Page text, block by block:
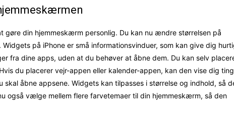
gøre din hjemmeskærm personlig. Du kan nu ændre størrelsen på
på iPhone er små informationsvinduer, som kan give dig
fra dine apps, uden at du behøver at åbne dem. Du kan selv
du placerer vejr-appen eller kalender-appen, kan den vise dig ting
åbne appsene. Widgets kan tilpasses i størrelse og indhold, så
også vælge mellem flere farvetemaer til din hjemmeskærm, så den